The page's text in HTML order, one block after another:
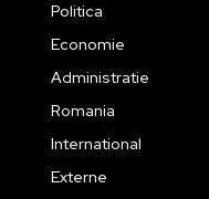
Politica
Economie
Administratie
Romania
International
Externe